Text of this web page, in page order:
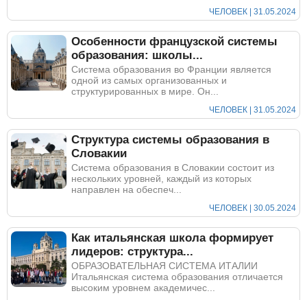
ЧЕЛОВЕК | 31.05.2024
Особенности французской системы
образования: школы...
Система образования во Франции является
одной из самых организованных и
структурированных в мире. Он...
ЧЕЛОВЕК | 31.05.2024
Структура системы образования в
Словакии
Система образования в Словакии состоит из
нескольких уровней, каждый из которых
направлен на обеспеч...
ЧЕЛОВЕК | 30.05.2024
Как итальянская школа формирует
лидеров: структура...
ОБРАЗОВАТЕЛЬНАЯ СИСТЕМА ИТАЛИИ
Итальянская система образования отличается
высоким уровнем академичес...